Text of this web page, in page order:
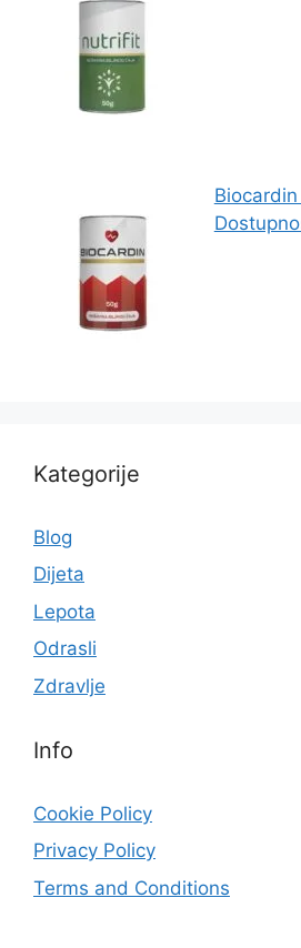
Kategorije
Blog
Dijeta
Lepota
Odrasli
Zdravlje
Info
Cookie Policy
Privacy Policy
Terms and Conditions